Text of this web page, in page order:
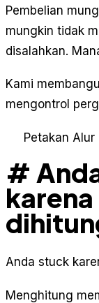
Pembelian
mungkin tidak
disalahkan.
Kami
mengontrol
Petakan
#
Anda stuck
Menghitung